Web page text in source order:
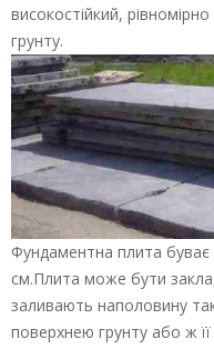
високостійкий,
грунту.
Фундаментна плита
см.Плита може бути
заливають наполовину
поверхнею грунту або ж